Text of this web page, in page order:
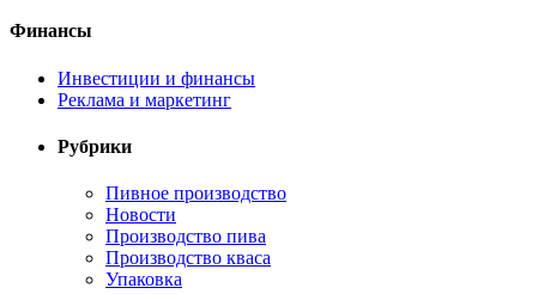
Финансы
Инвестиции и финансы
Реклама и маркетинг
Рубрики
Пивное производство
Новости
Производство пива
Производство кваса
Упаковка